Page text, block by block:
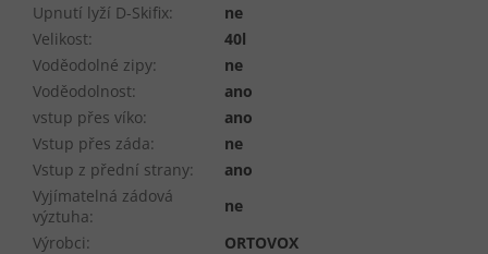
Upnutí lyží D-Skifix:
ne
Velikost:
40l
Voděodolné zipy:
ne
Voděodolnost:
ano
vstup přes víko:
ano
Vstup přes záda:
ne
Vstup z přední strany:
ano
Vyjímatelná zádová
výztuha:
ne
Výrobci:
ORTOVOX